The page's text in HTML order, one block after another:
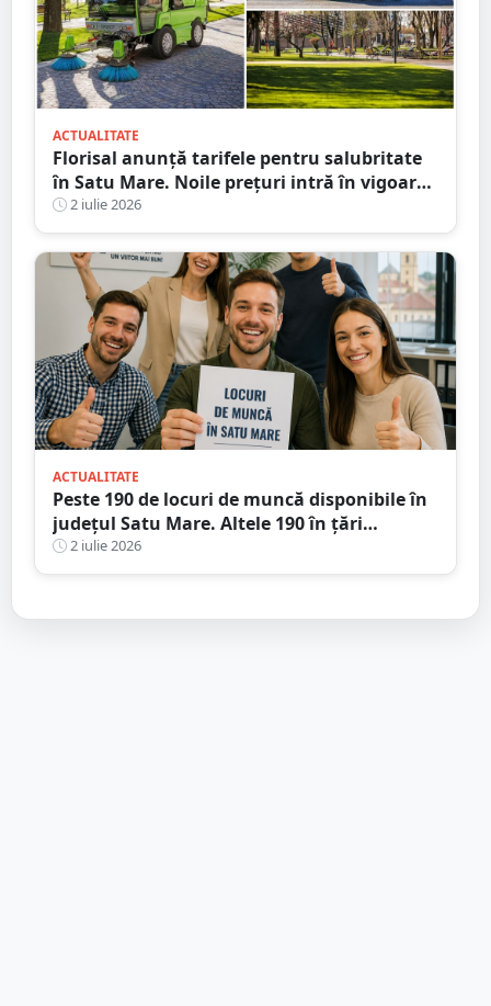
ACTUALITATE
Florisal anunță tarifele pentru salubritate
în Satu Mare. Noile prețuri intră în vigoare
de la 1 iulie
2 iulie 2026
ACTUALITATE
Peste 190 de locuri de muncă disponibile în
județul Satu Mare. Altele 190 în țări
europene
2 iulie 2026